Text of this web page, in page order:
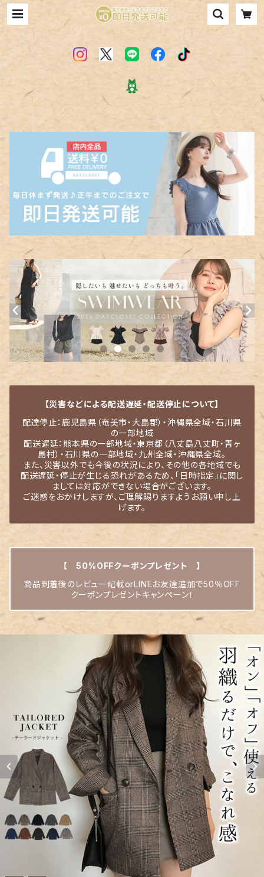
【災害などによる配送遅延・配送停止について】
配達停止：鹿児島県（奄美市・大島郡）・沖縄県全域・石川県
の一部地域
配送遅延：熊本県の一部地域・東京都（八丈島八丈町・青ヶ
島村）・石川県の一部地域・九州全域・沖縄県全域。
また、災害以外でも今後の状況により、その他の各地域でも
配送遅延・停止が生じる恐れがあるため、「日時指定」に関し
ましては対応ができない場合がございます。
ご迷惑をおかけしますが、ご理解賜りますようお願い申し上
げます。
【 50%OFFクーポンプレゼント 】
商品到着後のレビュー記載orLINEお友達追加で50％OFF
クーポンプレゼントキャンペーン！